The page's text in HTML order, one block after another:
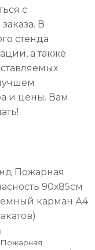
с
В
стенда
а также
и цены. Вам